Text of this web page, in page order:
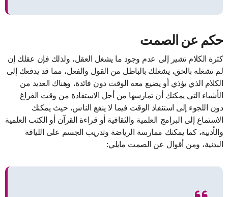
حكم عن الصمت
كثرة الكلام تشير إلى عدم وجود ما يشغل العقل، ولذلك فإن عقلك إن
لم تشغله بالحق، يشغلك بالباطل من القول والفعل، مما قد يدفعك إلى
الكلام الذي يؤذي أو يضيع معه الوقت دون فائدة، وهناك العديد من
الأشياء التي يمكنك أن تمارسها من أجل الاستفادة من وقت الفراغ
دون اللجوء إلى استنفاذ الوقت فيما لا ينفع الناس، حيث يمكنك
الاستماع إلى البرامج العلمية والثقافية أو قراءة القرآن أو الكتب العلمية
والأدبية، كما يمكنك ممارسة الرياضة وتدريب الجسم على اللياقة
البدنية، ومن أقوال عن الصمت مايلي: